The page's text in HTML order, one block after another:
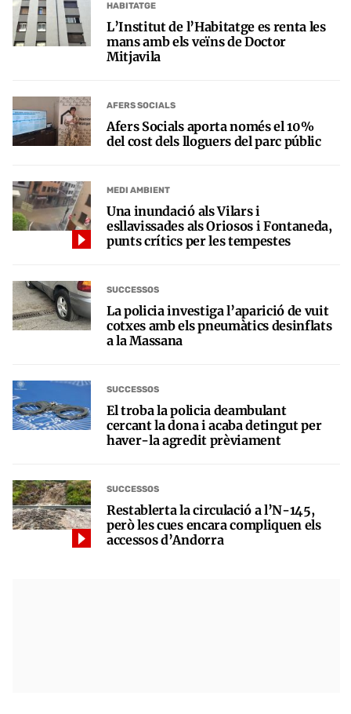
HABITATGE
L’Institut de l’Habitatge es renta les
mans amb els veïns de Doctor
Mitjavila
AFERS SOCIALS
Afers Socials aporta només el 10%
del cost dels lloguers del parc públic
MEDI AMBIENT
Una inundació als Vilars i
esllavissades als Oriosos i Fontaneda,
punts crítics per les tempestes
SUCCESSOS
La policia investiga l’aparició de vuit
cotxes amb els pneumàtics desinflats
a la Massana
SUCCESSOS
El troba la policia deambulant
cercant la dona i acaba detingut per
haver-la agredit prèviament
SUCCESSOS
Restablerta la circulació a l’N-145,
però les cues encara compliquen els
accessos d’Andorra